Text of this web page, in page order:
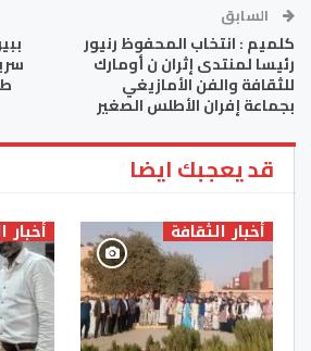
السابق
كلميم : انتخاب المحفوظ رنيور
رئيسا لمنتدى إثران ن أومارك
للثقافة والفن الأمازيغي
بجماعة إفران الأطلس الصغير
قد يعجبك ايضا
أخبار الثقافة أخبار